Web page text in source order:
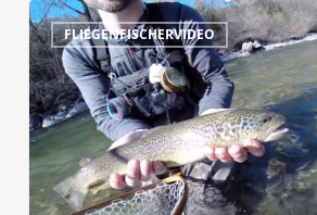
Fliegenfischen
in
Südtirol
–
No
Kill
Passer
FLIEGENFISCHERVIDEO
7